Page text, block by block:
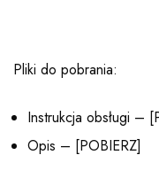
Pliki do pobrania:
Instrukcja obsługi – [
Opis – [POBIERZ]